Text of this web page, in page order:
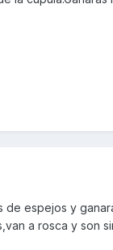
de espejos y
a rosca y son